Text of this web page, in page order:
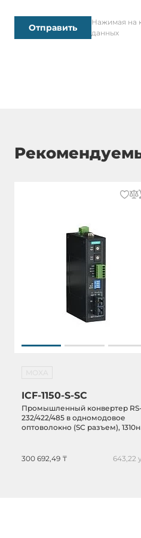
Отправить Нажимая на
данных
ICF-1150-S-SC
Промышленный конвертер RS-
232/422/485 в одномодовое
оптоволокно (SС разъем),
300 692,49 ₸ 643,22